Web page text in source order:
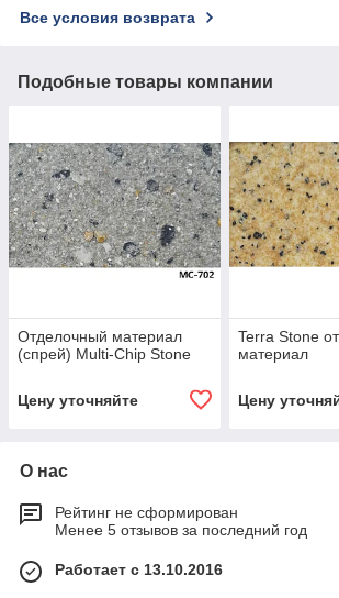
Все условия возврата
Подобные товары компании
Отделочный материал
(спрей) Multi-Chip Stone
Цену уточняйте
Terra Stone
материал
Цену
О нас
Рейтинг не сформирован
Менее 5 отзывов за последний год
Работает с 13.10.2016